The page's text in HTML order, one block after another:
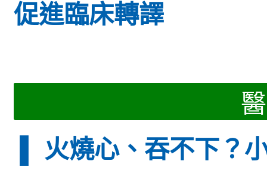
促進臨床轉譯
▌ 火燒心、吞不下？